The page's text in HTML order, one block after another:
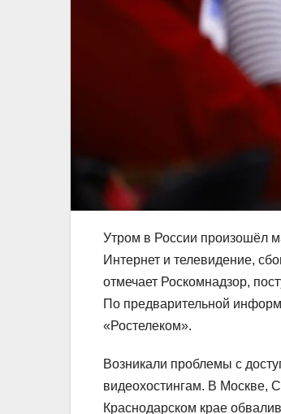
Утром в России произошёл
Интернет и телевидение,
отмечает Роскомнадзор,
По предварительной
«Ростелеком».
Возникали проблемы с
видеохостингам. В Москве,
Краснодарском крае